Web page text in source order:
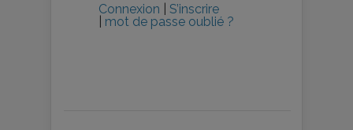
Connexion
S’inscrire
mot de passe oublié ?